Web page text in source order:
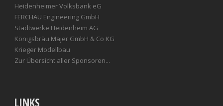
Heidenheimer Volksbank eG
FERCHAU Engineering GmbH
Stadtwerke Heidenheim AG
Königsbräu Majer GmbH & Co KG
Krieger Modellbau
Zur Übersicht aller Sponsoren...
LINKS